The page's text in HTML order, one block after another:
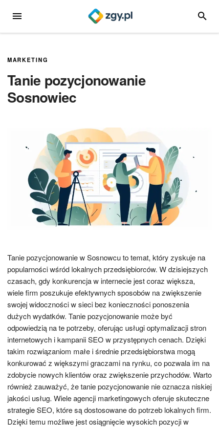
MENU
MARKETING
Tanie pozycjonowanie
Sosnowiec
Tanie pozycjonowanie w Sosnowcu to temat, który zyskuje na
popularności wśród lokalnych przedsiębiorców. W dzisiejszych
czasach, gdy konkurencja w internecie jest coraz większa,
wiele firm poszukuje efektywnych sposobów na zwiększenie
swojej widoczności w sieci bez konieczności ponoszenia
dużych wydatków. Tanie pozycjonowanie może być
odpowiedzią na te potrzeby, oferując usługi optymalizacji stron
internetowych i kampanii SEO w przystępnych cenach. Dzięki
takim rozwiązaniom małe i średnie przedsiębiorstwa mogą
konkurować z większymi graczami na rynku, co pozwala im na
zdobycie nowych klientów oraz zwiększenie przychodów. Warto
również zauważyć, że tanie pozycjonowanie nie oznacza niskiej
jakości usług. Wiele agencji marketingowych oferuje skuteczne
strategie SEO, które są dostosowane do potrzeb lokalnych firm.
Dzięki temu możliwe jest osiągnięcie wysokich pozycji w